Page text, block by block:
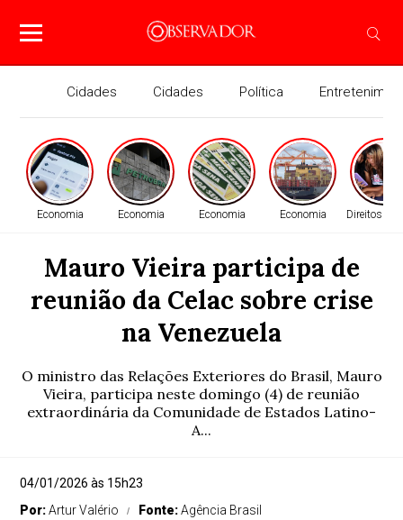
Cidades Cidades Política
Economia Economia Economia Economia Direitos
Mauro Vieira participa de
reunião da Celac sobre crise
na Venezuela
O ministro das Relações Exteriores do Brasil, Mauro
Vieira, participa neste domingo (4) de reunião
extraordinária da Comunidade de Estados Latino-
A...
04/01/2026 às 15h23
Por:Artur Valério Fonte:Agência Brasil